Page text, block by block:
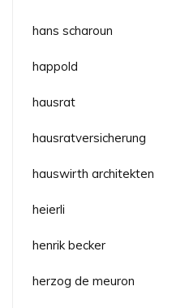
hans scharoun
happold
hausrat
hausratversicherung
hauswirth architekten
heierli
henrik becker
herzog de meuron